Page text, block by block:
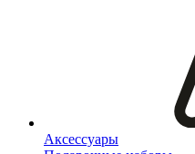
Аксессуары